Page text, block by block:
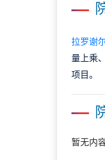
拉罗谢
量上乘
项目。
暂无内